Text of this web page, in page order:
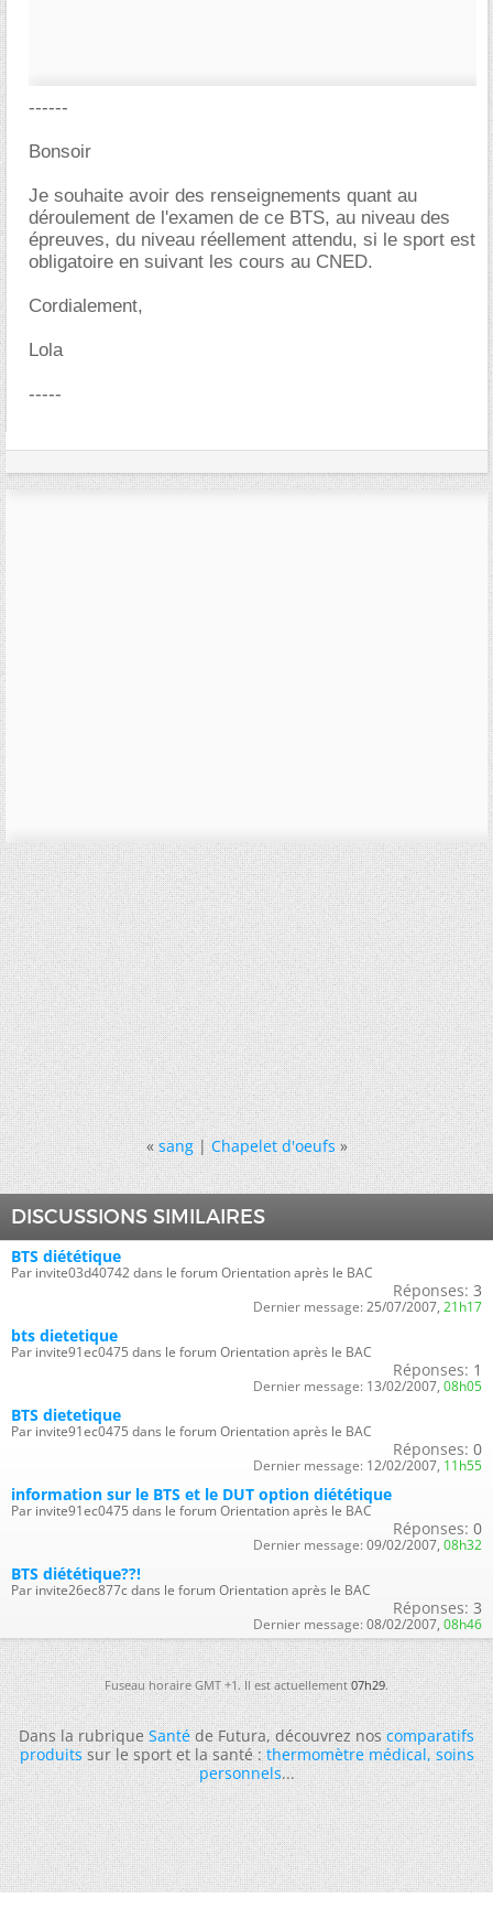
------
Bonsoir
Je souhaite avoir des renseignements quant au
déroulement de l'examen de ce BTS, au niveau des
épreuves, du niveau réellement attendu, si le sport est
obligatoire en suivant les cours au CNED.
Cordialement,
Lola
-----
« sang|Chapelet d'oeufs »
DISCUSSIONS SIMILAIRES
BTS diététique
Par invite03d40742 dans le forum Orientation après le BAC
Réponses: 3
Dernier message: 25/07/2007, 21h17
bts dietetique
Par invite91ec0475 dans le forum Orientation après le BAC
Réponses: 1
Dernier message: 13/02/2007, 08h05
BTS dietetique
Par invite91ec0475 dans le forum Orientation après le BAC
Réponses: 0
Dernier message: 12/02/2007, 11h55
information sur le BTS et le DUT option diététique
Par invite91ec0475 dans le forum Orientation après le BAC
Réponses: 0
Dernier message: 09/02/2007, 08h32
BTS diététique??!
Par invite26ec877c dans le forum Orientation après le BAC
Réponses: 3
Dernier message: 08/02/2007, 08h46
Fuseau horaire GMT +1. Il est actuellement07h29.
Dans la rubriqueSantéde Futura, découvrez noscomparatifs
produitssur le sport et la santé :thermomètre médical,soins
personnels...